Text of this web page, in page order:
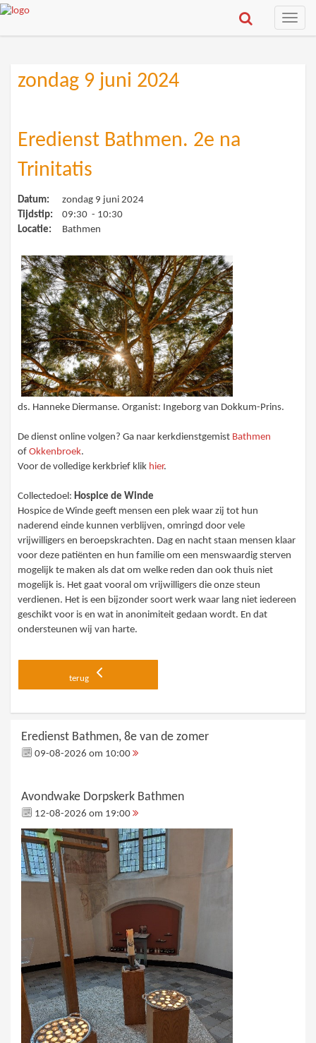
Toggle
zondag 9 juni 2024
Eredienst Bathmen. 2e na
Trinitatis
Datum:
zondag 9 juni 2024
Tijdstip:
09:30 - 10:30
Locatie:
Bathmen
ds. Hanneke Diermanse. Organist: Ingeborg van Dokkum-Prins.
De dienst online volgen? Ga naar kerkdienstgemist Bathmen
ofOkkenbroek.
Voor de volledige kerkbrief klik hier.
Collectedoel:Hospice de Winde
Hospice de Winde geeft mensen een plek waar zij tot hun
naderend einde kunnen verblijven, omringd door vele
vrijwilligers en beroepskrachten. Dag en nacht staan mensen klaar
voor deze patiënten en hun familie om een menswaardig sterven
mogelijk te maken als dat om welke reden dan ook thuis niet
mogelijk is. Het gaat vooral om vrijwilligers die onze steun
verdienen. Het is een bijzonder soort werk waar lang niet iedereen
geschikt voor is en wat in anonimiteit gedaan wordt. En dat
ondersteunen wij van harte.
terug
Eredienst Bathmen, 8e van de zomer
09-08-2026 om 10:00
Avondwake Dorpskerk Bathmen
12-08-2026 om 19:00